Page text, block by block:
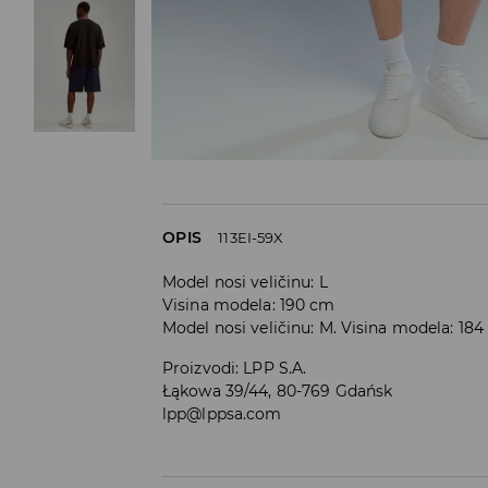
OPIS 113EI-59X
Model nosi veličinu: L
Visina modela: 190 cm
Model nosi veličinu: M. Visina modela:
Proizvodi: LPP S.A.
Łąkowa 39/44, 80-769 Gdańsk
lpp@lppsa.com